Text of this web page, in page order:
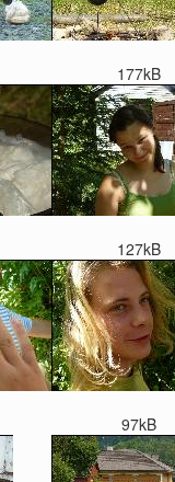
177kB
127kB
97kB